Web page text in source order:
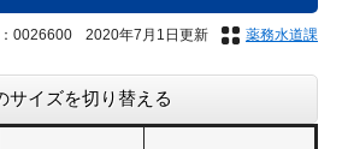
0026600 2020年7月1日更新 薬務水道課
サイズを切り替える